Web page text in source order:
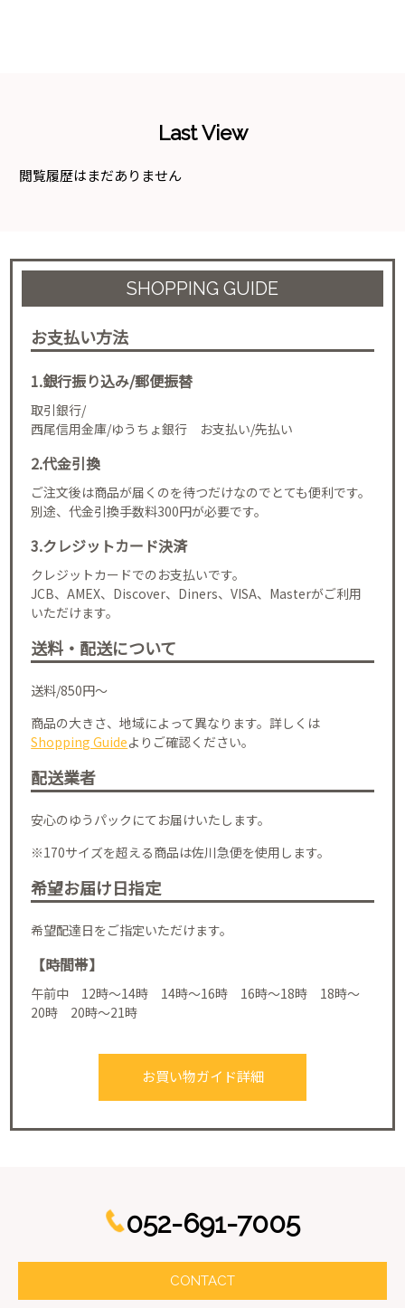
Last View
閲覧履歴はまだありません
SHOPPING GUIDE
お支払い方法
1.銀行振り込み/郵便振替
取引銀行/
西尾信用金庫/ゆうちょ銀行 お支払い/先払い
2.代金引換
ご注文後は商品が届くのを待つだけなのでとても便利です。
別途、代金引換手数料300円が必要です。
3.クレジットカード決済
クレジットカードでのお支払いです。
JCB、AMEX、Discover、Diners、VISA、Masterがご利用
いただけます。
送料・配送について
送料/850円～
商品の大きさ、地域によって異なります。詳しくは
Shopping Guideよりご確認ください。
配送業者
安心のゆうパックにてお届けいたします。
※170サイズを超える商品は佐川急便を使用します。
希望お届け日指定
希望配達日をご指定いただけます。
【時間帯】
午前中 12時～14時 14時～16時 16時～18時 18時～
20時 20時～21時
お買い物ガイド詳細
052-691-7005
CONTACT